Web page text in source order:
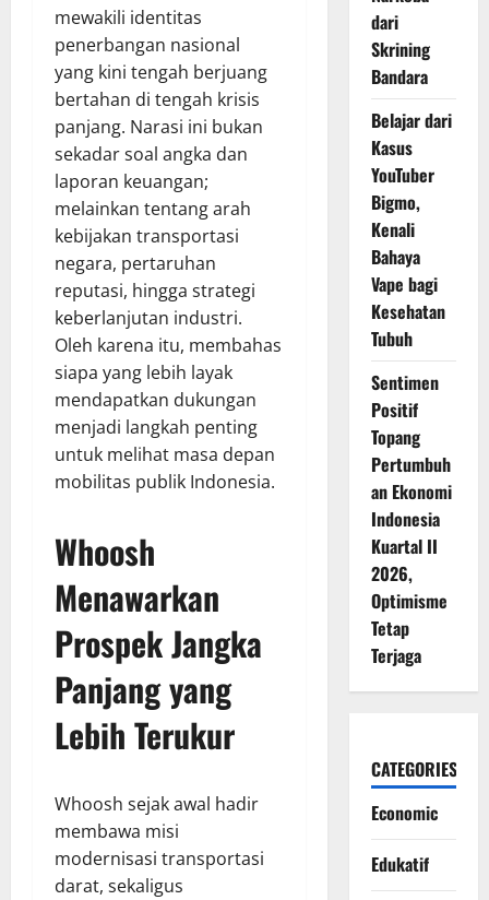
mewakili identitas
penerbangan nasional
yang kini tengah berjuang
bertahan di tengah krisis
panjang. Narasi ini bukan
sekadar soal angka dan
laporan keuangan;
melainkan tentang arah
kebijakan transportasi
negara, pertaruhan
reputasi, hingga strategi
keberlanjutan industri.
Oleh karena itu, membahas
siapa yang lebih layak
mendapatkan dukungan
menjadi langkah penting
untuk melihat masa depan
mobilitas publik Indonesia.
Whoosh
Menawarkan
Prospek Jangka
Panjang yang
Lebih Terukur
Whoosh sejak awal hadir
membawa misi
modernisasi transportasi
darat, sekaligus
dari
Skrining
Bandara
Belajar dari
Kasus
YouTuber
Bigmo,
Kenali
Bahaya
Vape bagi
Kesehatan
Tubuh
Sentimen
Positif
Topang
Pertumbuh
an Ekonomi
Indonesia
Kuartal II
2026,
Optimisme
Tetap
Terjaga
CATEGORIES
Economic
Edukatif